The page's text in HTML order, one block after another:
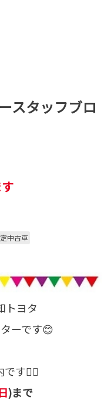
スタッフブロ
中古車
トヨタ
ーです😊
す💁‍♀️
日)まで